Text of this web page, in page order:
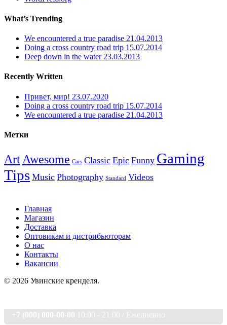
What’s Trending
We encountered a true paradise 21.04.2013
Doing a cross country road trip 15.07.2014
Deep down in the water 23.03.2013
Recently Written
Привет, мир! 23.07.2020
Doing a cross country road trip 15.07.2014
We encountered a true paradise 21.04.2013
Метки
Art Awesome Cars Classic Epic Funny Gaming
Tips Music Photography Standard Videos
Главная
Магазин
Доставка
Оптовикам и дистрибьюторам
О нас
Контакты
Вакансии
© 2026 Увинские кренделя.
+7 (000) 000-00-00 10:00 - 21:00 / Eжедневно